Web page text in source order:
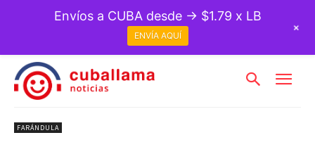
FARÁNDULA
Envíos a CUBA desde → $1.79 x LB
ENVÍA AQUÍ
+